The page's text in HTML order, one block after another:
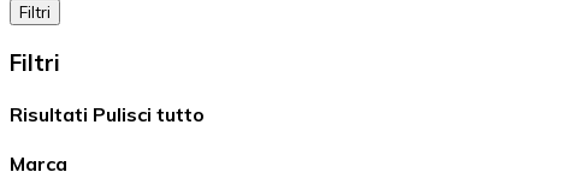
Filtri
Filtri
Risultati Pulisci tutto
Marca